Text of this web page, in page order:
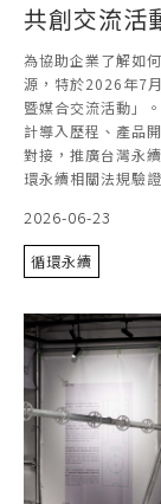
共創交流活
為協助企業了解如
源，特於2026年7
暨媒合交流活動」
計導入歷程、產品
對接，推廣台灣永
環永續相關法規驗
2026-06-23
循環永續